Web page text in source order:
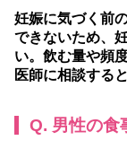
妊娠に気づく前
できないため、
い。飲む量や頻
医師に相談する
Q. 男性の食